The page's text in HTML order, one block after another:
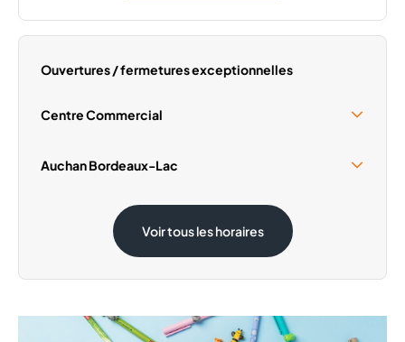
Ouvertures / fermetures exceptionnelles
Centre Commercial
Samedi 15 Août
Auchan Bordeaux-Lac
Samedi 15 Août 08:30 - 20:00
Voir tous les horaires